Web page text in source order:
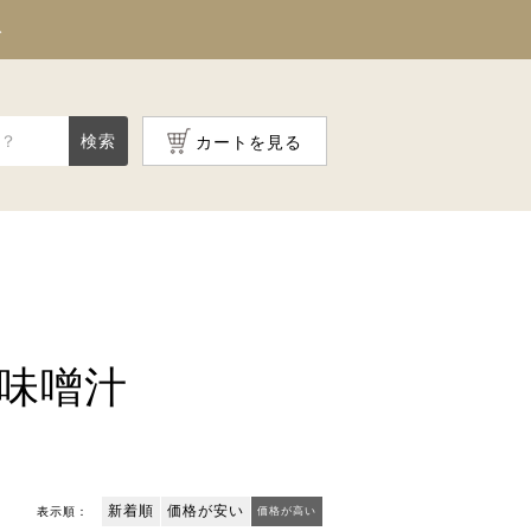
検索 カートを見る
噌汁
表示順： 新着順 価格が安い 価格が高い